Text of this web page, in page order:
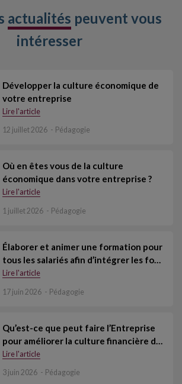
actualités peuvent vous
intéresser
Développer la culture économique de
votre entreprise
Lire l'article
12 juillet 2026 Pédagogie
Où en êtes vous de la culture
économique dans votre entreprise ?
Lire l'article
1 juillet 2026 Pédagogie
Élaborer et animer une formation pour
tous les salariés afin d’intégrer les fo…
Lire l'article
17 juin 2026 Pédagogie
Qu’est-ce que peut faire l’Entreprise
pour améliorer la culture financière d…
Lire l'article
3 juin 2026 Pédagogie